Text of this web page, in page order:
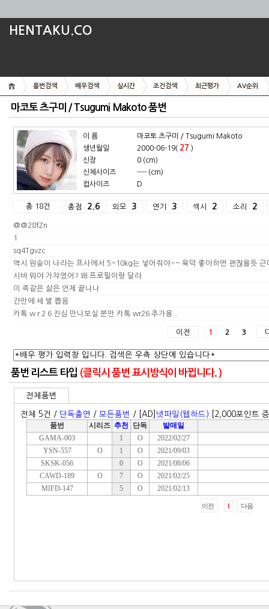
HENTAKU.CO
품번검색 배우검색 실시간 조건검색 최근평가 AV순위
마코토 츠구미 / Tsugumi Makoto 품번
이 름
생년월일
신장
신체사이즈
컵사이즈
마코토 츠구미 / Tsugumi Makoto
2000-06-19( 27 )
0 (cm)
---- (cm)
D
총 18건 총점 2.6 외모 3 연기 3 섹시 2 소리 2
@@28fZn
1
sq4Tgvzc
역시 원숭이 나라는 프사에서 5~10kg는 넣어줘야~~ 육덕 좋아하면 괜찮을듯 근
시바 뭐야 가챠였어? 왜 프로필이랑 달라
이 족같은 삶은 언제 끝나나
간만에 세 발 뽑음
카톡 w r 2 6 진심 만나보실 분만 카톡 wr26 추가용..
이전 1 2 3
품번 리스트 타입 (클릭시 품번 표시방식이 바뀝니다. )